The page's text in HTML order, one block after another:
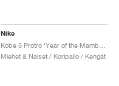
Nike
Miehet & Naiset / Koripallo / Kengät